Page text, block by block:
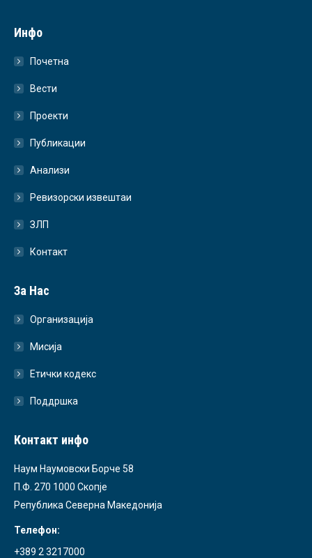
Инфо
Почетна
Вести
Проекти
Публикации
Анализи
Ревизорски извештаи
ЗЛП
Контакт
За Нас
Организација
Мисија
Етички кодекс
Поддршка
Контакт инфо
Наум Наумовски Борче 58
П.Ф. 270 1000 Скопје
Република Северна Македонија
Телефон:
+389 2 3217000